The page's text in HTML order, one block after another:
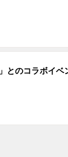
とのコラボイベ